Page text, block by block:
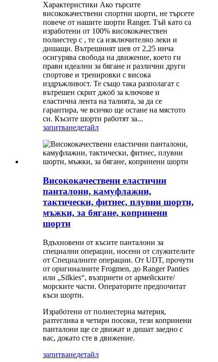
Характеристики Ако търсите
висококачествени спортни шорти, не търсете
повече от нашите шорти Ranger. Тъй като са
изработени от 100% висококачествен
полиестер с , те са изключително леки и
дишащи. Вътрешният шев от 2,25 инча
осигурява свобода на движение, което ги
прави идеални за бягане и различни други
спортове и тренировки с висока
издръжливост. Те също така разполагат с
вътрешен скрит джоб за ключове и
еластична лента на талията, за да се
гарантира, че всичко ще остане на мястото
си. Късите шорти работят за...
запитванедетайл
Висококачествени еластични
панталони, камуфлажни,
тактически, фитнес, плувни шорти,
мъжки, за бягане, копринени
шорти
Вдъхновени от късите панталони за
специални операции, носени от служителите
от Специалните операции. От UDT, прочути
от оригиналните Frogmen, до Ranger Panties
или „Silkies“, възприети от армейските/
морските части. Операторите предпочитат
къси шорти.
Изработени от полиестерна материя,
разтеглива в четири посоки, тези копринени
панталони ще се движат и дишат заедно с
вас, докато сте в движение.
запитванедетайл